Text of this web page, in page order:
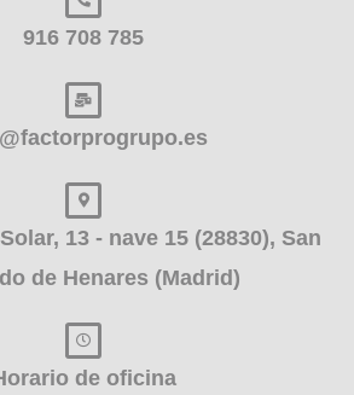
916 708 785
13 - nave 15 (28830), San
de Henares (Madrid)
de oficina